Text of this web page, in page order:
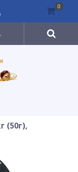
(50г),
0